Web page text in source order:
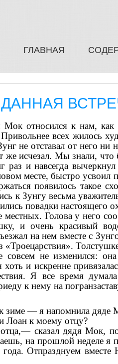
ГЛАВНАЯ
относился к нам,
всех жилось
не отставал от него
исчезал. Мы знали,
и навсегда
месте, быстро усвоил
появилось такое
к Зунгу весьма
повадки настоящего
местных. Голова у него
и очень красивый
на нем вместе с
не изменился:
и искренне
Я все время
к нему на
— я напомнила дяде
Лоан к моему отцу?
сказал дядя Мок,
на прошлой неделе я
Отпразднуем